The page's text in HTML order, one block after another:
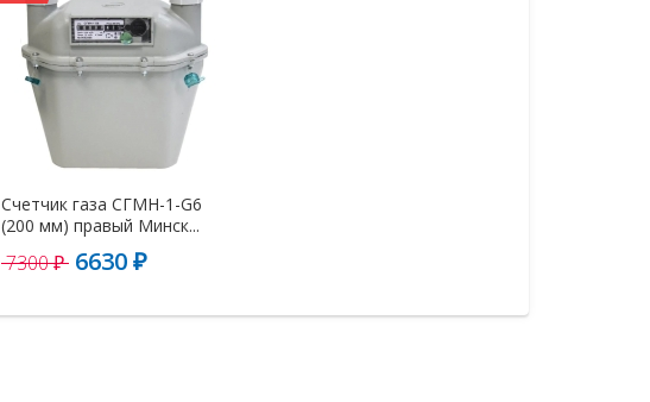
Счетчик газа СГМН-1-G6
(200 мм) правый Минск...
7300 ₽ 6630 ₽